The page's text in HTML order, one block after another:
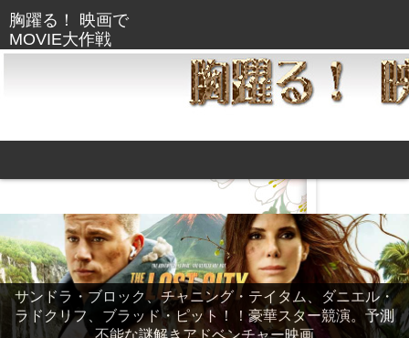
サンドラ・ブロック、チャニング・テイタム、ダニエル・
ラドクリフ、ブラッド・ピット！！豪華スター競演。予測